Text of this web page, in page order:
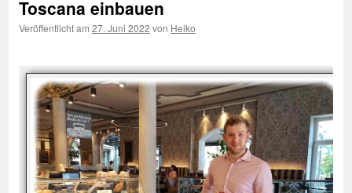
Toscana einbauen
Veröffentlicht am 27. Juni 2022 von Heiko